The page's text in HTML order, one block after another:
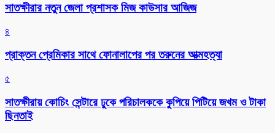
সাতক্ষীরার নতুন জেলা প্রশাসক মিজ কাউসার আজিজ
৪
প্রাক্তন প্রেমিকার সাথে ফোনালাপের পর তরুনের আত্মহত্যা
৫
সাতক্ষীরায় কোচিং সেন্টারে ঢুকে পরিচালককে কুপিয়ে পিটিয়ে জখম ও টাকা
ছিনতাই